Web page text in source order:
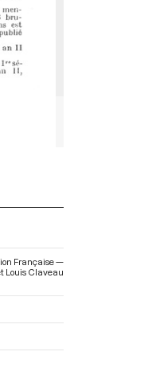
Française —
Louis Claveau